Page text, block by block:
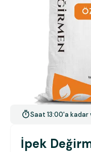
Saat 13:00'a kadar
İpek